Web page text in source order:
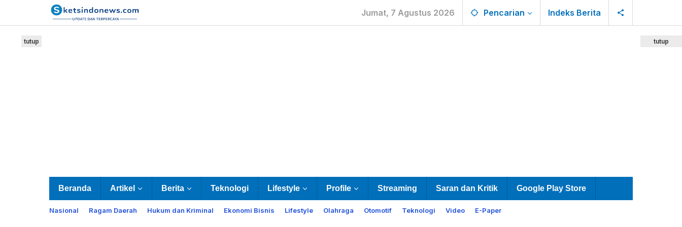
Jumat, 7 Agustus 2026 Pencarian Indeks Berita
Beranda Artikel Berita Teknologi Lifestyle Profile Streaming Saran dan Kritik Google Play Store
Nasional Ragam Daerah Hukum dan Kriminal Ekonomi Bisnis Lifestyle Olahraga Otomotif Teknologi Video E-Paper
tutup tutup